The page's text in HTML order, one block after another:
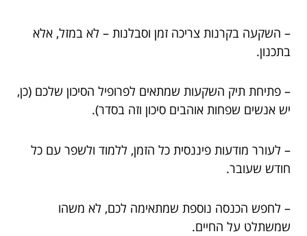
– השקעה בקרנות צריכה זמן וסבלנות – לא במזל, אלא
בתכנון.
– פתיחת תיק השקעות שמתאים לפרופיל הסיכון שלכם (כן,
יש אנשים שפחות אוהבים סיכון וזה בסדר).
– לעורר מודעות פיננסית כל הזמן, ללמוד ולשפר עם כל
חודש שעובר.
– לחפש הכנסה נוספת שמתאימה לכם, לא משהו
שמשתלט על החיים.